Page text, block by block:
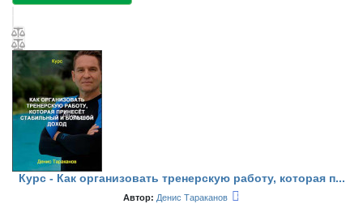
Курс - Как организовать тренерскую работу, которая п...
Автор: Денис Тараканов